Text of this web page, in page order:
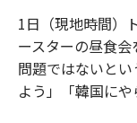
1日（現地時間）
ースターの昼食
問題ではないと
よう」「韓国にや